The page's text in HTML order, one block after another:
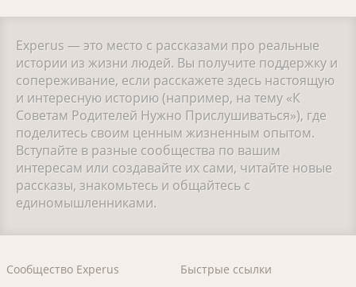
Experus — это место с рассказами про реальные
истории из жизни людей. Вы получите поддержку и
сопереживание, если расскажете здесь настоящую
и интересную историю (например, на тему «К
Советам Родителей Нужно Прислушиваться»), где
поделитесь своим ценным жизненным опытом.
Вступайте в разные сообщества по вашим
интересам или создавайте их сами, читайте новые
рассказы, знакомьтесь и общайтесь с
единомышленниками.
Сообщество Experus Быстрые ссылки